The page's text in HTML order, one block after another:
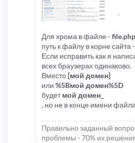
Для хрома в файле -file.php
путь к файлу в корне сайта -
Если исправить как я
всех браузерах одинаково.
Вместо[мой домен]
или %5Bмой домен%5D
будетмой домен_
, но не в конце имени
Правильно заданный
проблемы - 70% их